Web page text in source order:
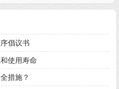
倡议书
使用寿命
措施？